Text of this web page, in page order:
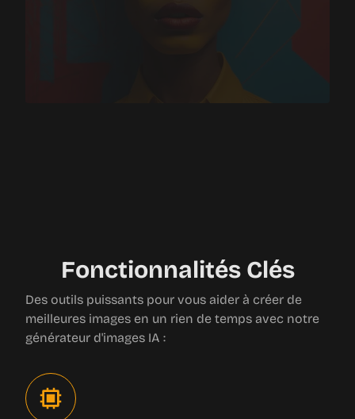
Fonctionnalités Clés
Des outils puissants pour vous aider à créer de
meilleures images en un rien de temps avec notre
générateur d'images IA :